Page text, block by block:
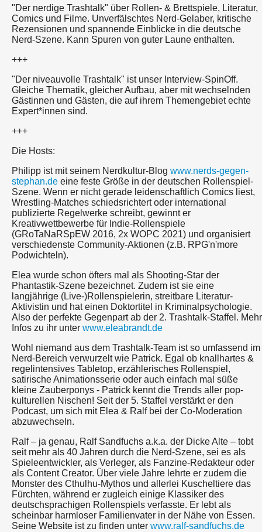
"Der nerdige Trashtalk" über Rollen- & Brettspiele, Literatur,
Comics und Filme. Unverfälschtes Nerd-Gelaber, kritische
Rezensionen und spannende Einblicke in die deutsche
Nerd-Szene. Kann Spuren von guter Laune enthalten.
+++
"Der niveauvolle Trashtalk" ist unser Interview-SpinOff.
Gleiche Thematik, gleicher Aufbau, aber mit wechselnden
Gästinnen und Gästen, die auf ihrem Themengebiet echte
Expert*innen sind.
+++
Die Hosts:
Philipp ist mit seinem Nerdkultur-Blog www.nerds-gegen-
stephan.de eine feste Größe in der deutschen Rollenspiel-
Szene. Wenn er nicht gerade leidenschaftlich Comics liest,
Wrestling-Matches schiedsrichtert oder international
publizierte Regelwerke schreibt, gewinnt er
Kreativwettbewerbe für Indie-Rollenspiele
(GRoTaNaRSpEW 2016, 2x WOPC 2021) und organisiert
verschiedenste Community-Aktionen (z.B. RPG'n'more
Podwichteln).
Elea wurde schon öfters mal als Shooting-Star der
Phantastik-Szene bezeichnet. Zudem ist sie eine
langjährige (Live-)Rollenspielerin, streitbare Literatur-
Aktivistin und hat einen Doktortitel in Kriminalpsychologie.
Also der perfekte Gegenpart ab der 2. Trashtalk-Staffel. Mehr
Infos zu ihr unter www.eleabrandt.de
Wohl niemand aus dem Trashtalk-Team ist so umfassend im
Nerd-Bereich verwurzelt wie Patrick. Egal ob knallhartes &
regelintensives Tabletop, erzählerisches Rollenspiel,
satirische Animationsserie oder auch einfach mal süße
kleine Zauberponys - Patrick kennt die Trends aller pop-
kulturellen Nischen! Seit der 5. Staffel verstärkt er den
Podcast, um sich mit Elea & Ralf bei der Co-Moderation
abzuwechseln.
Ralf – ja genau, Ralf Sandfuchs a.k.a. der Dicke Alte – tobt
seit mehr als 40 Jahren durch die Nerd-Szene, sei es als
Spieleentwickler, als Verleger, als Fanzine-Redakteur oder
als Content Creator. Über viele Jahre lehrte er zudem die
Monster des Cthulhu-Mythos und allerlei Kuscheltiere das
Fürchten, während er zugleich einige Klassiker des
deutschsprachigen Rollenspiels verfasste. Er lebt als
scheinbar harmloser Familienvater in der Nähe von Essen.
Seine Website ist zu finden unter www.ralf-sandfuchs.de